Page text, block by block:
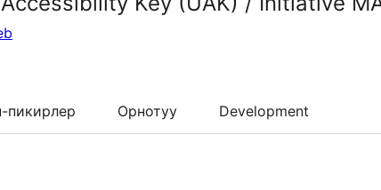
пикирлер Орнотуу Development